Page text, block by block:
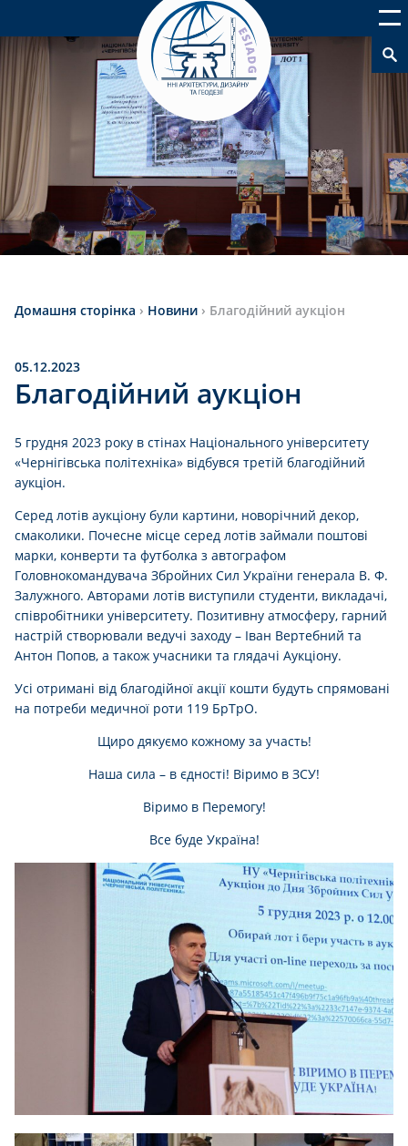
Домашня сторінка › Новини › Благодійний аукціон
05.12.2023
Благодійний аукціон
5 грудня 2023 року в стінах Національного університету
«Чернігівська політехніка» відбувся третій благодійний
аукціон.
Серед лотів аукціону були картини, новорічний декор,
смаколики. Почесне місце серед лотів займали поштові
марки, конверти та футболка з автографом
Головнокомандувача Збройних Сил України генерала В. Ф.
Залужного. Авторами лотів виступили студенти, викладачі,
співробітники університету. Позитивну атмосферу, гарний
настрій створювали ведучі заходу – Іван Вертебний та
Антон Попов, а також учасники та глядачі Аукціону.
Усі отримані від благодійної акції кошти будуть спрямовані
на потреби медичної роти 119 БрТрО.
Щиро дякуємо кожному за участь!
Наша сила – в єдності! Віримо в ЗСУ!
Віримо в Перемогу!
Все буде Україна!